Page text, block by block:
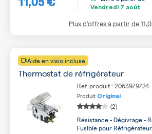
Vendredi 7 août
Plus d’offres à partir de
Aide en visio incluse
Thermostat de réfrigérateur
Ref. produit : 2063979724
Produit Original
(2)
Résistance - Dégivrage -
Fuslble pour Réfrigérateur